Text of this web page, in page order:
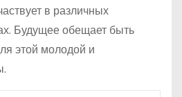
в различных
Будущее обещает быть
этой молодой и